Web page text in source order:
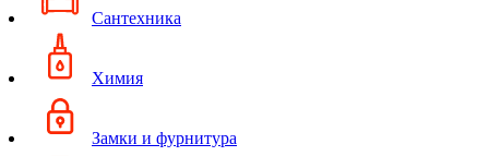
Сантехника
Химия
Замки и фурнитура